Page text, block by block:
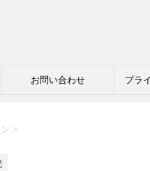
お問い合わせ プラ
>